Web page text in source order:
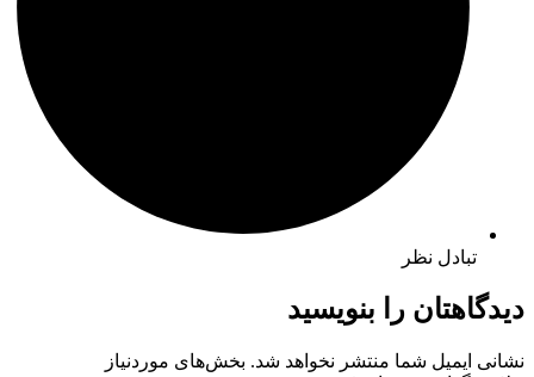
تبادل نظر
دیدگاهتان را بنویسید
نشانی ایمیل شما منتشر نخواهد شد. بخش‌های موردنیاز